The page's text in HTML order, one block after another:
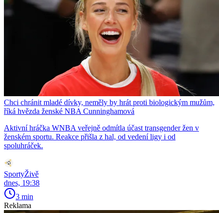
Chci chránit mladé dívky, neměly by hrát proti biologickým mužům,
říká hvězda ženské NBA Cunninghamová
Aktivní hráčka WNBA veřejně odmítla účast transgender žen v
ženském sportu. Reakce přišla z hal, od vedení ligy i od
spoluhráček.
SportyŽivě
dnes, 19:38
3 min
Reklama